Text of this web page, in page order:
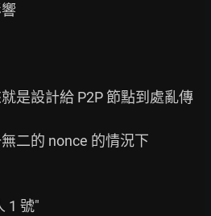
是設計給 P2P 節點到處亂傳
二的 nonce 的情況下